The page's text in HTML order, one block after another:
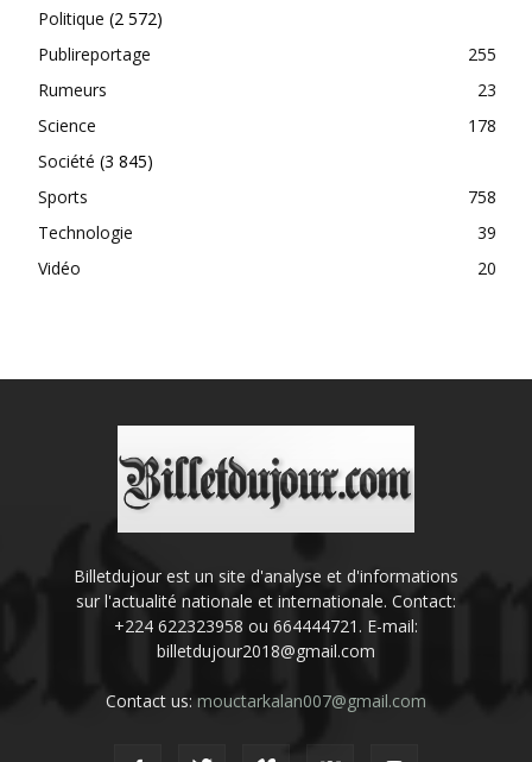
Politique (2 572)
Publireportage
255
Rumeurs
23
Science
178
Société (3 845)
Sports
758
Technologie
39
Vidéo
20
Billetdujour est un site d'analyse et d'informations
sur l'actualité nationale et internationale. Contact:
+224 622323958 ou 664444721. E-mail:
billetdujour2018@gmail.com
Contact us: mouctarkalan007@gmail.com